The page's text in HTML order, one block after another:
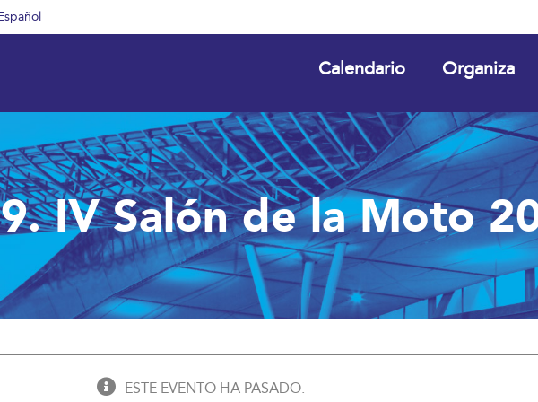
Calendario Organiza
IV Salón de la Moto
ESTE EVENTO HA PASADO.